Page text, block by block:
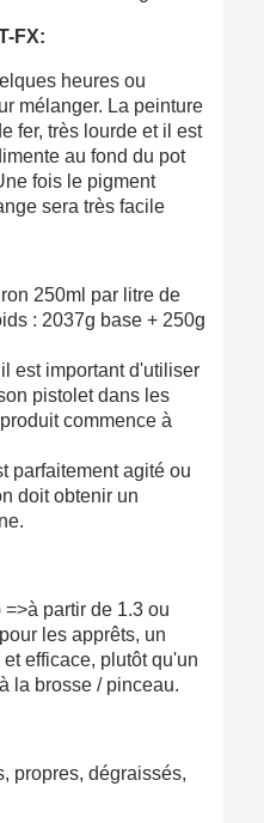
FX:
heures ou
mélanger. La peinture
fer, très lourde et il est
au fond du pot
fois le pigment
sera très facile
250ml par litre de
: 2037g base + 250g
est important d'utiliser
pistolet dans les
commence à
parfaitement agité ou
doit obtenir un
partir de 1.3 ou
les apprêts, un
efficace, plutôt qu'un
la brosse / pinceau.
propres, dégraissés,